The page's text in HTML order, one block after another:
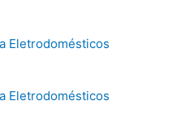
Eletrodomésticos
Eletrodomésticos